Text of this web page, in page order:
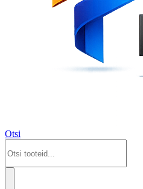
Otsi